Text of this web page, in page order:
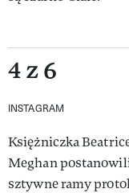
4 z 6
INSTAGRAM
Księżniczka
Meghan
sztywne ramy